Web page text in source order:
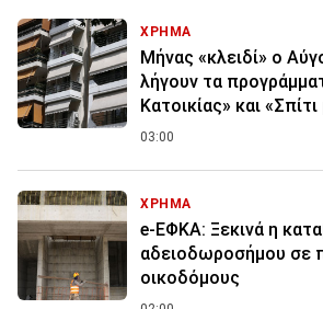
ΧΡΗΜΑ
Μήνας «κλειδί» ο
λήγουν τα
Κατοικίας» και «Σπίτι
03:00
ΧΡΗΜΑ
e-ΕΦΚΑ: Ξεκινά η
αδειοδωροσήμου σε
οικοδόμους